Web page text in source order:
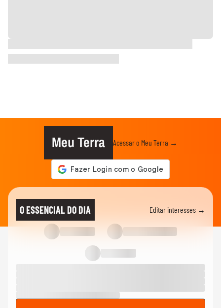
Meu Terra Acessar o Meu Terra →
O ESSENCIAL DO DIA Editar interesses →